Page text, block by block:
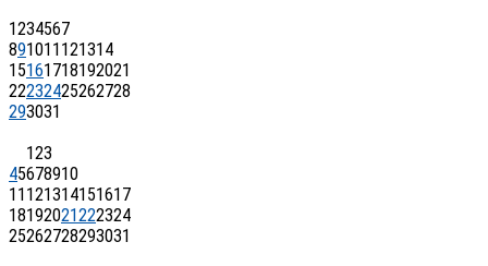
1234567
891011 121314
15161718192021
22232425262728
293031
123
45678910
11 121314151617
18192021222324
25262728293031